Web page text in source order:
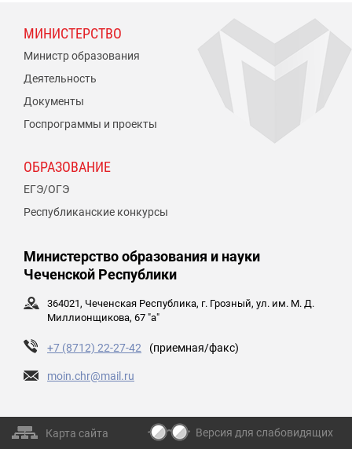
МИНИСТЕРСТВО
Министр образования
Деятельность
Документы
Госпрограммы и проекты
ОБРАЗОВАНИЕ
ЕГЭ/ОГЭ
Республиканские конкурсы
Министерство образования и науки
Чеченской Республики
364021, Чеченская Республика, г. Грозный, ул. им. М. Д.
Миллионщикова, 67 "а"
+7 (8712) 22-27-42 (приемная/факс)
moin.chr@mail.ru
Карта сайта Версия для слабовидящих